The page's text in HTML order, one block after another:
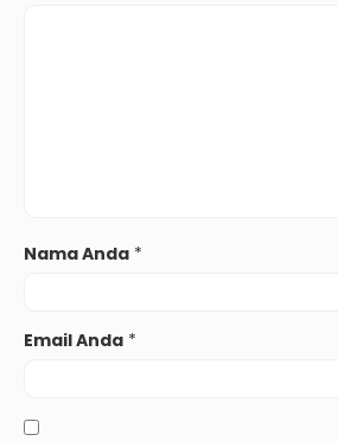
Nama Anda *
Email Anda *